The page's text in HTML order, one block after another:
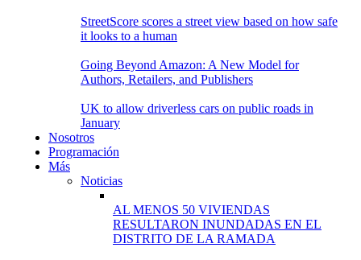
StreetScore scores a street view based on how safe
it looks to a human
Going Beyond Amazon: A New Model for
Authors, Retailers, and Publishers
UK to allow driverless cars on public roads in
January
Nosotros
Programación
Más
Noticias
AL MENOS 50 VIVIENDAS
RESULTARON INUNDADAS EN EL
DISTRITO DE LA RAMADA